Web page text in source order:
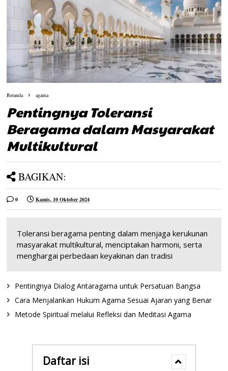
Beranda agama
Pentingnya Toleransi
Beragama dalam Masyarakat
Multikultural
BAGIKAN:
0 Kamis, 10 Oktober 2024
Toleransi beragama penting dalam menjaga kerukunan
masyarakat multikultural, menciptakan harmoni, serta
menghargai perbedaan keyakinan dan tradisi
Pentingnya Dialog Antaragama untuk Persatuan Bangsa
Cara Menjalankan Hukum Agama Sesuai Ajaran yang Benar
Metode Spiritual melalui Refleksi dan Meditasi Agama
Daftar isi